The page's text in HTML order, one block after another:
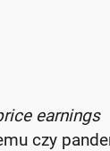
earnings
czy